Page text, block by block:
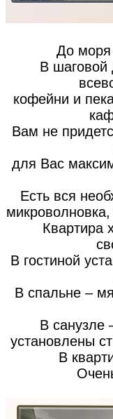
До моря
В шаговой
кофейни и
Вам не
для Вас
Есть вся
Квартира
В гостиной
В спальне –
В санузле
установлены
В